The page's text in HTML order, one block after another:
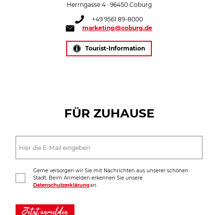
Herrngasse 4 · 96450 Coburg
+49 9561 89-8000
marketing@coburg.de
Tourist-Information
FÜR ZUHAUSE
Gerne versorgen wir Sie mit Nachrichten aus unserer schönen
Stadt. Beim Anmelden erkennen Sie unsere
Datenschutzerklärungan.
Jetzt anmelden